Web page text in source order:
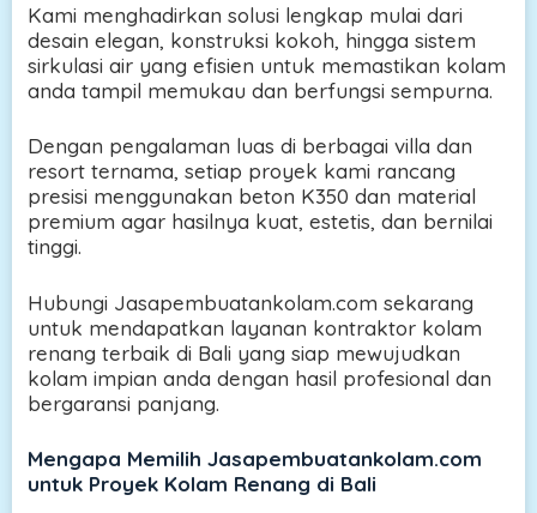
Kami menghadirkan solusi lengkap mulai dari
desain elegan, konstruksi kokoh, hingga sistem
sirkulasi air yang efisien untuk memastikan kolam
anda tampil memukau dan berfungsi sempurna.
Dengan pengalaman luas di berbagai villa dan
resort ternama, setiap proyek kami rancang
presisi menggunakan beton K350 dan material
premium agar hasilnya kuat, estetis, dan bernilai
tinggi.
Hubungi Jasapembuatankolam.com sekarang
untuk mendapatkan layanan kontraktor kolam
renang terbaik di Bali yang siap mewujudkan
kolam impian anda dengan hasil profesional dan
bergaransi panjang.
Mengapa Memilih Jasapembuatankolam.com
untuk Proyek Kolam Renang di Bali